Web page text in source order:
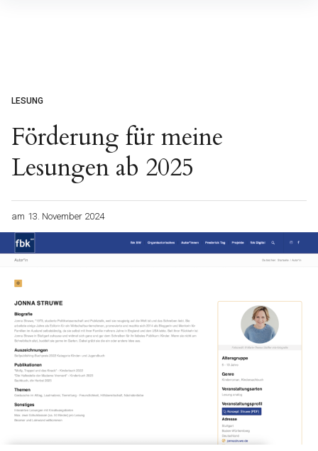
LESUNG
Förderung für meine
Lesungen ab 2025
am 13. November 2024